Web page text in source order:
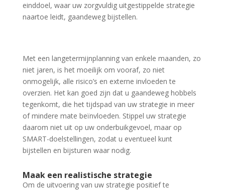
einddoel, waar uw zorgvuldig uitgestippelde strategie
naartoe leidt, gaandeweg bijstellen.
Met een langetermijnplanning van enkele maanden, zo
niet jaren, is het moeilijk om vooraf, zo niet
onmogelijk, alle risico’s en externe invloeden te
overzien. Het kan goed zijn dat u gaandeweg hobbels
tegenkomt, die het tijdspad van uw strategie in meer
of mindere mate beïnvloeden. Stippel uw strategie
daarom niet uit op uw onderbuikgevoel, maar op
SMART-doelstellingen, zodat u eventueel kunt
bijstellen en bijsturen waar nodig.
Maak een realistische strategie
Om de uitvoering van uw strategie positief te